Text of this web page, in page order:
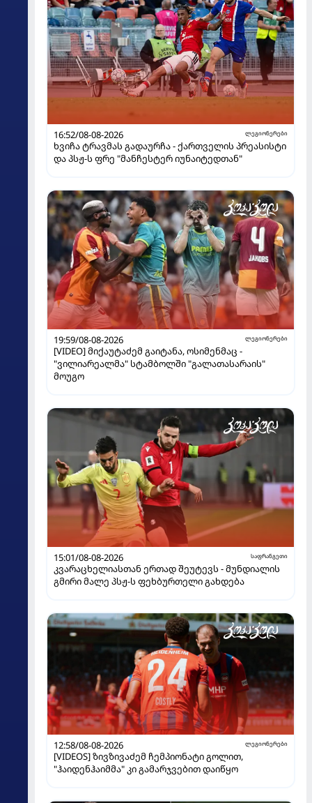
16:52/08-08-2026 ლეგიონერები
ხვიჩა ტრავმას გადაურჩა - ქართველის პრეასისტი
და პსჟ-ს ფრე "მანჩესტერ იუნაიტედთან"
19:59/08-08-2026 ლეგიონერები
[VIDEO] მიქაუტაძემ გაიტანა, ოსიმენმაც -
"ვილიარეალმა" სტამბოლში "გალათასარაის"
მოუგო
15:01/08-08-2026 საფრანგეთი
კვარაცხელიასთან ერთად შეუტევს - მუნდიალის
გმირი მალე პსჟ-ს ფეხბურთელი გახდება
12:58/08-08-2026 ლეგიონერები
[VIDEOS] ზივზივაძემ ჩემპიონატი გოლით,
"ჰაიდენჰაიმმა" კი გამარჯვებით დაიწყო